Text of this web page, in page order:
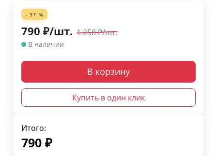
- 37 %
790 ₽/шт. 1 258₽/шт.
В наличии
В корзину
Купить в один клик
Итого:
790 ₽